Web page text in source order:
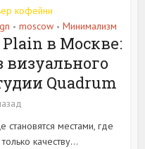
кофейни
• moscow • Минимализм
в Москве:
Quadrum
местами, где
качеству...